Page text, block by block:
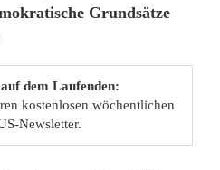
Grundsätze
dem Laufenden:
kostenlosen wöchentlichen
Newsletter.